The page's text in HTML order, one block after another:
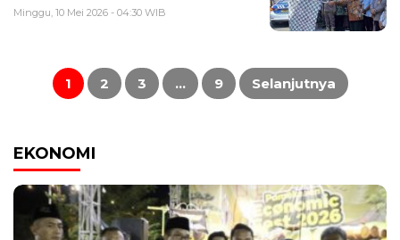
Minggu, 10 Mei 2026 - 04:30 WIB
Paginasi
pos1 2 3 … 9 Selanjutnya
EKONOMI